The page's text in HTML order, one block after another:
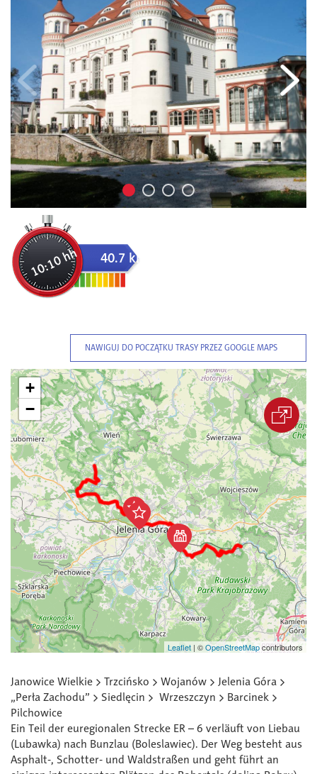
10:10 hh 40.7 km
NAWIGUJ DO POCZĄTKU TRASY PRZEZ GOOGLE MAPS
+
−
Leaflet | ©OpenStreetMapcontributors
Janowice Wielkie > Trzcińsko > Wojanów > Jelenia Góra >
„Perła Zachodu” > Siedlęcin > Wrzeszczyn > Barcinek >
Pilchowice
Ein Teil der euregionalen Strecke ER – 6 verläuft von Liebau
(Lubawka) nach Bunzlau (Boleslawiec). Der Weg besteht aus
Asphalt-, Schotter- und Waldstraßen und geht führt an